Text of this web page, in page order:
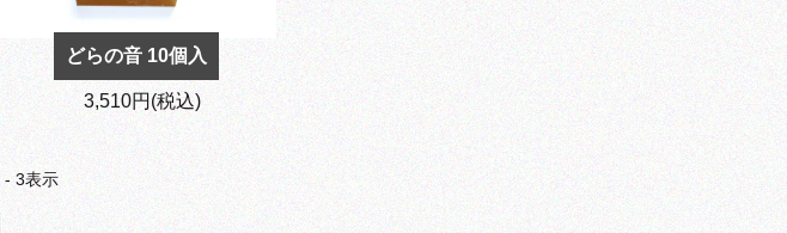
どらの音 10個入
3,510円(税込)
- 3表示